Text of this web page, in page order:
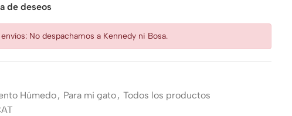
de deseos
No despachamos a Kennedy ni Bosa.
Húmedo, Para mi gato, Todos los productos